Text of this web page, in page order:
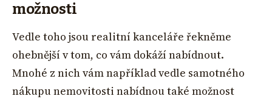
možnosti
Vedle toho jsou realitní kanceláře řekněme
ohebnější v tom, co vám dokáží nabídnout.
Mnohé z nich vám například vedle samotného
nákupu nemovitosti nabídnou také možnost